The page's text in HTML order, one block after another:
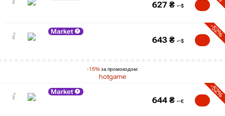
627 ₴
Market
-15%за промокодом:
hotgame
-52%
643 ₴
Market -52%
644 ₴